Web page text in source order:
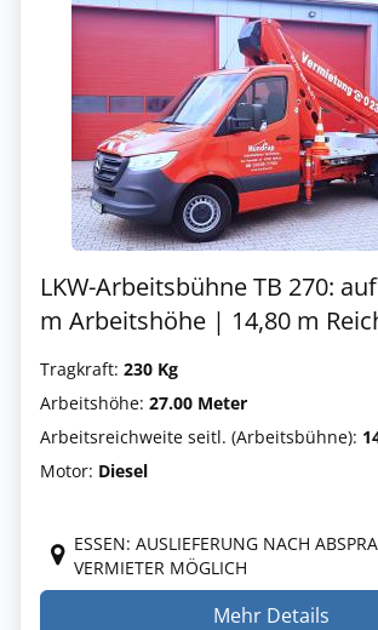
LKW-Arbeitsbühne TB 270:
m Arbeitshöhe | 14,80 m
Tragkraft: 230 Kg
Arbeitshöhe: 27.00 Meter
Arbeitsreichweite seitl. (Arbeitsbühne):
Motor: Diesel
ESSEN: AUSLIEFERUNG NACH
VERMIETER MÖGLICH
Mehr Details